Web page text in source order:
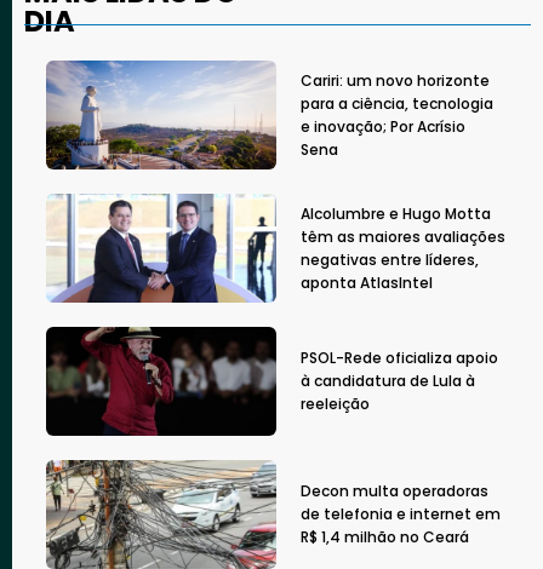
DIA
Cariri: um novo horizonte
para a ciência, tecnologia
e inovação; Por Acrísio
Sena
Alcolumbre e Hugo Motta
têm as maiores avaliações
negativas entre líderes,
aponta AtlasIntel
PSOL-Rede oficializa apoio
à candidatura de Lula à
reeleição
Decon multa operadoras
de telefonia e internet em
R$ 1,4 milhão no Ceará